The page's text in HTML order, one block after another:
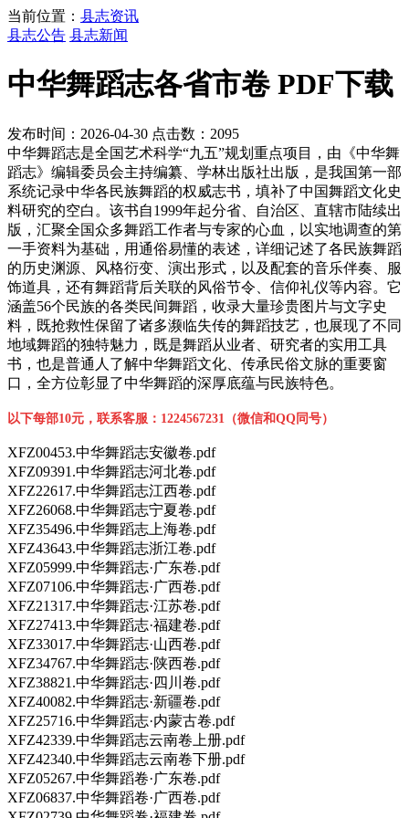
当前位置： 县志资讯
县志公告 县志新闻
中华舞蹈志各省市卷 PDF下载
发布时间：2026-04-30 点击数：2095
中华舞蹈志是全国艺术科学“九五”规划重点项目，由《中华舞
蹈志》编辑委员会主持编纂、学林出版社出版，是我国第一部
系统记录中华各民族舞蹈的权威志书，填补了中国舞蹈文化史
料研究的空白。该书自1999年起分省、自治区、直辖市陆续出
版，汇聚全国众多舞蹈工作者与专家的心血，以实地调查的第
一手资料为基础，用通俗易懂的表述，详细记述了各民族舞蹈
的历史渊源、风格衍变、演出形式，以及配套的音乐伴奏、服
饰道具，还有舞蹈背后关联的风俗节令、信仰礼仪等内容。它
涵盖56个民族的各类民间舞蹈，收录大量珍贵图片与文字史
料，既抢救性保留了诸多濒临失传的舞蹈技艺，也展现了不同
地域舞蹈的独特魅力，既是舞蹈从业者、研究者的实用工具
书，也是普通人了解中华舞蹈文化、传承民俗文脉的重要窗
口，全方位彰显了中华舞蹈的深厚底蕴与民族特色。
以下每部10元，联系客服：1224567231（微信和QQ同号）
XFZ00453.中华舞蹈志安徽卷.pdf
XFZ09391.中华舞蹈志河北卷.pdf
XFZ22617.中华舞蹈志江西卷.pdf
XFZ26068.中华舞蹈志宁夏卷.pdf
XFZ35496.中华舞蹈志上海卷.pdf
XFZ43643.中华舞蹈志浙江卷.pdf
XFZ05999.中华舞蹈志·广东卷.pdf
XFZ07106.中华舞蹈志·广西卷.pdf
XFZ21317.中华舞蹈志·江苏卷.pdf
XFZ27413.中华舞蹈志·福建卷.pdf
XFZ33017.中华舞蹈志·山西卷.pdf
XFZ34767.中华舞蹈志·陕西卷.pdf
XFZ38821.中华舞蹈志·四川卷.pdf
XFZ40082.中华舞蹈志·新疆卷.pdf
XFZ25716.中华舞蹈志·内蒙古卷.pdf
XFZ42339.中华舞蹈志云南卷上册.pdf
XFZ42340.中华舞蹈志云南卷下册.pdf
XFZ05267.中华舞蹈卷·广东卷.pdf
XFZ06837.中华舞蹈卷·广西卷.pdf